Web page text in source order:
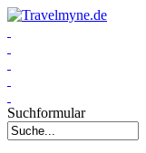
Suchformular